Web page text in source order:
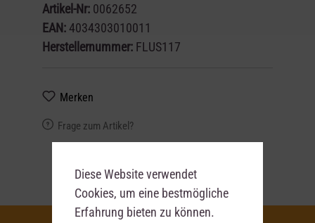
Artikel-Nr: 0062652
EAN:4034303010011
Herstellernummer: FLUS117
Merken
Frage zum Artikel?
Diese Website verwendet
Cookies, um eine bestmögliche
Erfahrung bieten zu können.